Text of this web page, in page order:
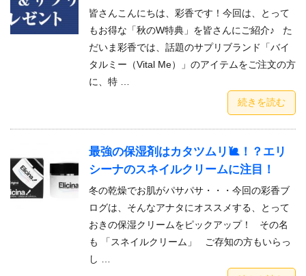
皆さんこんにちは、彩香です！今回は、とって
もお得な「秋のW特典」を皆さんにご紹介♪ た
だいま彩香では、話題のサプリブランド「バイ
タルミー（Vital Me）」のアイテムをご注文の方
に、特 …
続きを読む
最強の保湿剤はカタツムリ🐌！？エリ
シーナのスネイルクリームに注目！
冬の乾燥でお肌がパサパサ・・・今回の彩香ブ
ログは、そんなアナタにオススメする、とって
おきの保湿クリームをピックアップ！ その名
も 「スネイルクリーム」 ご存知の方もいらっ
し …